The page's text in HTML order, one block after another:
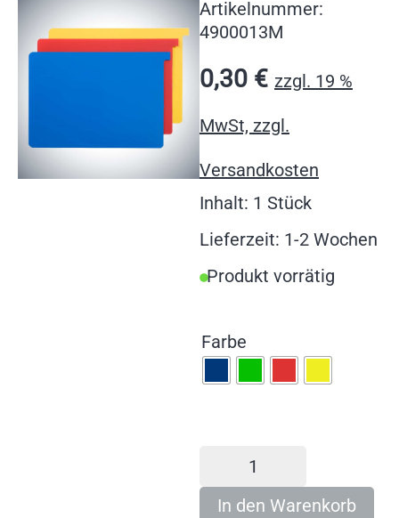
Artikelnummer:
4900013M
0,30 € zzgl. 19 %
MwSt, zzgl.
Versandkosten
Inhalt: 1 Stück
Lieferzeit: 1-2 Wochen
Produkt vorrätig
Farbe
In den Warenkorb